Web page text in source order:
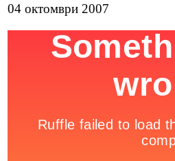
04 октомври 2007